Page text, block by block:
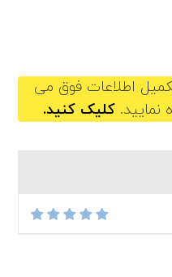
اطلاعات فوق می
نمایید. کلیک کنید.